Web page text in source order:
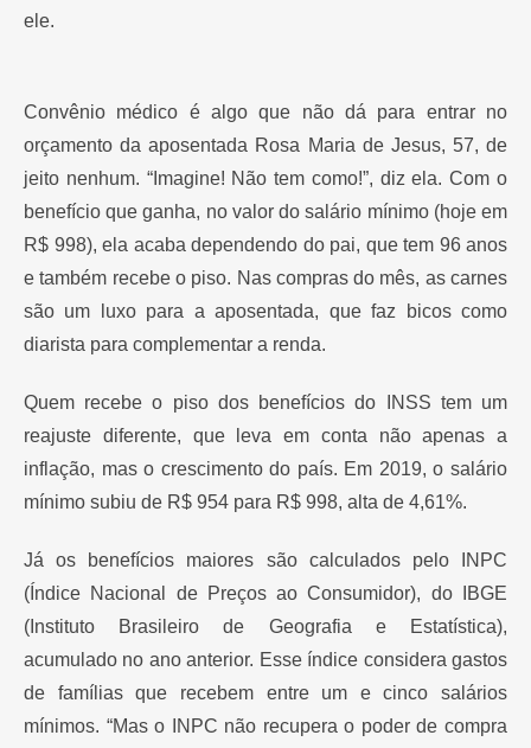
ele.
Convênio médico é algo que não dá para entrar no
orçamento da aposentada Rosa Maria de Jesus, 57, de
jeito nenhum. “Imagine! Não tem como!”, diz ela. Com o
benefício que ganha, no valor do salário mínimo (hoje em
R$ 998), ela acaba dependendo do pai, que tem 96 anos
e também recebe o piso. Nas compras do mês, as carnes
são um luxo para a aposentada, que faz bicos como
diarista para complementar a renda.
Quem recebe o piso dos benefícios do INSS tem um
reajuste diferente, que leva em conta não apenas a
inflação, mas o crescimento do país. Em 2019, o salário
mínimo subiu de R$ 954 para R$ 998, alta de 4,61%.
Já os benefícios maiores são calculados pelo INPC
(Índice Nacional de Preços ao Consumidor), do IBGE
(Instituto Brasileiro de Geografia e Estatística),
acumulado no ano anterior. Esse índice considera gastos
de famílias que recebem entre um e cinco salários
mínimos. “Mas o INPC não recupera o poder de compra